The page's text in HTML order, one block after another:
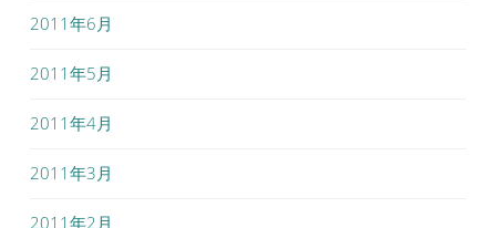
2011年6月
2011年5月
2011年4月
2011年3月
2011年2月